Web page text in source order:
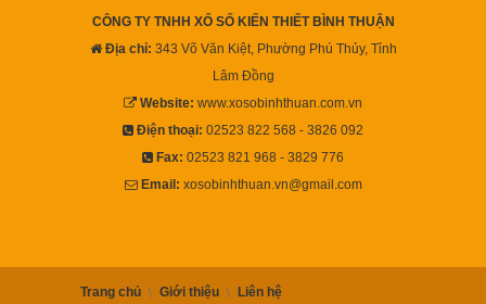
CÔNG TY TNHH XỔ SỐ KIẾN THIẾT BÌNH THUẬN
Địa chỉ: 343 Võ Văn Kiệt, Phường Phú Thủy, Tỉnh
Lâm Đồng
Website: www.xosobinhthuan.com.vn
Điện thoại: 02523 822 568 - 3826 092
Fax: 02523 821 968 - 3829 776
Email: xosobinhthuan.vn@gmail.com
Trang chủ Giới thiệu Liên hệ